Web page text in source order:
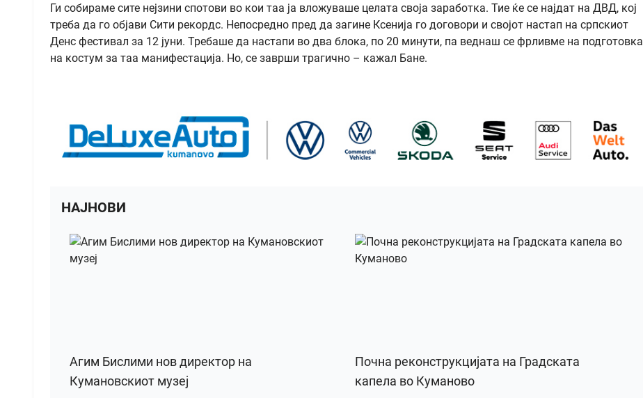
Ги собираме сите нејзини спотови во кои таа ја вложуваше целата своја заработка. Тие ќе се најдат на ДВД, кој
треба да го објави Сити рекордс. Непосредно пред да загине Ксенија го договори и својот настап на српскиот
Денс фестивал зa 12 јуни. Требаше да настапи во два блока, по 20 минути, па веднаш се фрливме на подготовка
на костум за таа манифестација. Но, се заврши трагично – кажал Бане.
НАЈНОВИ
Агим Бислими нов директор на
Кумановскиот музеј
Почна реконструкцијата на Градската
капела во Куманово